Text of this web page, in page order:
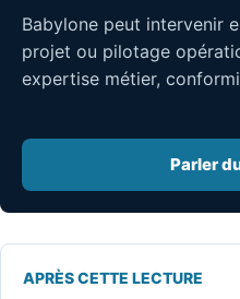
Babylone peut intervenir
projet ou pilotage
expertise métier,
Parler
APRÈS CETTE LECTURE